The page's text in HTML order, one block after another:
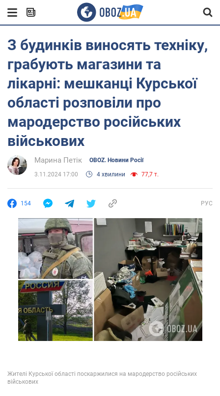
З будинків виносять техніку,
грабують магазини та
лікарні: мешканці Курської
області розповіли про
мародерство російських
військових
Марина Петік OBOZ. Новини Росії
3.11.2024 17:00 4 хвилини 77,7 т.
154 РУС